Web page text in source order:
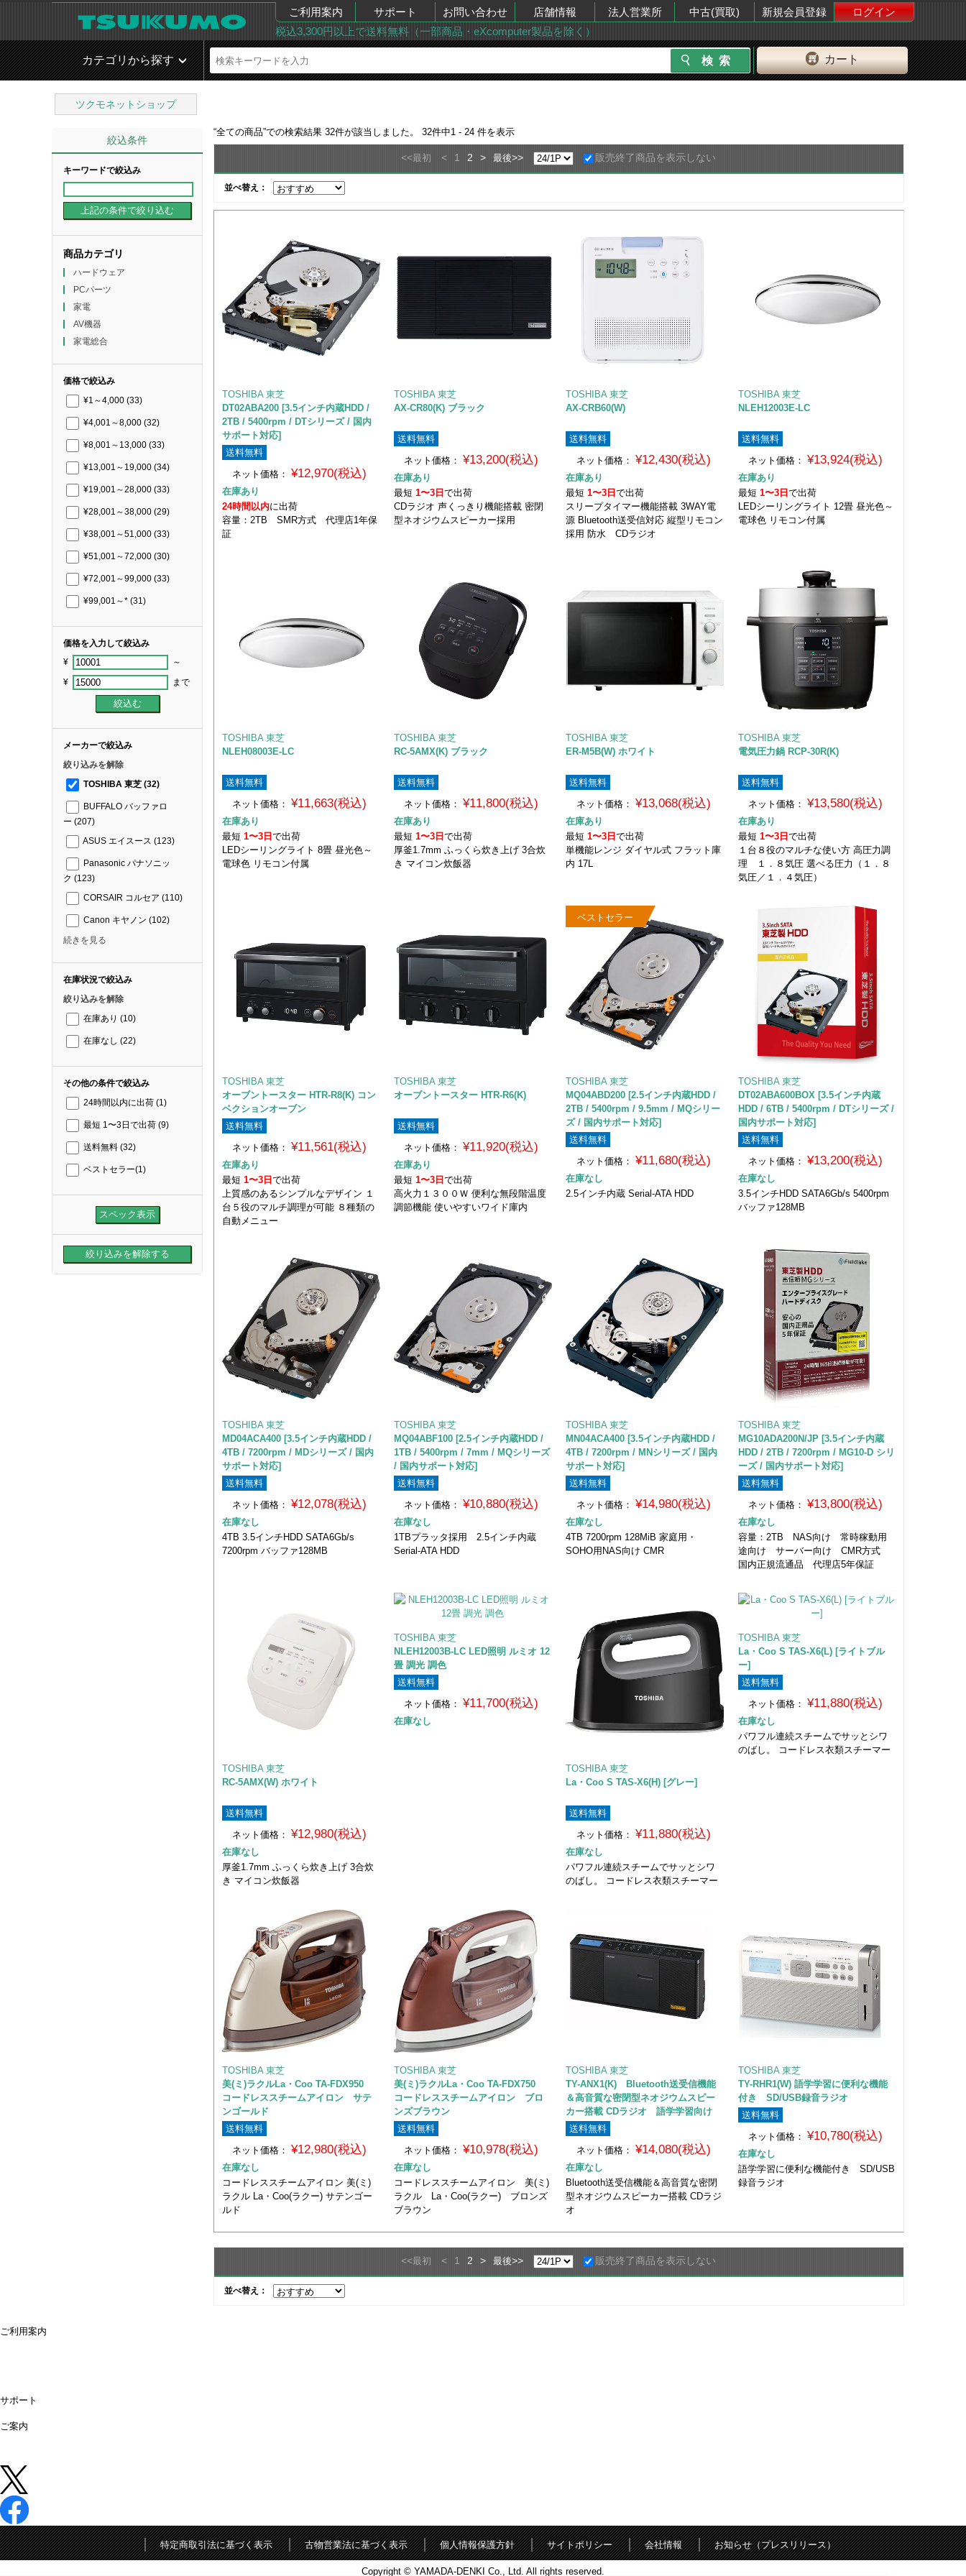
ご利用案内 サポート お問い合わせ 店舗情報 法人営業所 中古(買取) 新規会員登録
ログイン
税込3,300円以上で送料無料（一部商品・eXcomputer製品を除く）
カート
カテゴリから探す
ツクモネットショップ
絞込条件
キーワードで絞込み
商品カテゴリ
ハードウェア
PCパーツ
家電
AV機器
家電総合
価格で絞込み
¥1～4,000 (33)
¥4,001～8,000 (32)
¥8,001～13,000 (33)
¥13,001～19,000 (34)
¥19,001～28,000 (33)
¥28,001～38,000 (29)
¥38,001～51,000 (33)
¥51,001～72,000 (30)
¥72,001～99,000 (33)
¥99,001～* (31)
価格を入力して絞込み
¥ ～
¥ まで
メーカーで絞込み
絞り込みを解除
TOSHIBA 東芝 (32)
BUFFALO バッファロ
ー (207)
ASUS エイスース (123)
Panasonic パナソニッ
ク (123)
CORSAIR コルセア (110)
Canon キヤノン (102)
続きを見る
在庫状況で絞込み
絞り込みを解除
在庫あり (10)
在庫なし (22)
その他の条件で絞込み
24時間以内に出荷 (1)
最短 1〜3日で出荷 (9)
送料無料 (32)
ベストセラー(1)
“全ての商品”での検索結果 32件が該当しました。 32件中1 - 24 件を表示
<<最初 < 1 2 > 最後>> 販売終了商品を表示しない
並べ替え：
TOSHIBA 東芝
DT02ABA200 [3.5インチ内蔵HDD /
2TB / 5400rpm / DTシリーズ / 国内
サポート対応]
送料無料
ネット価格：
¥12,970(税込)
在庫あり
24時間以内に出荷
容量：2TB SMR方式 代理店1年保
証
TOSHIBA 東芝
AX-CR80(K) ブラック
送料無料
ネット価格：
¥13,200(税込)
在庫あり
最短1〜3日で出荷
CDラジオ 声くっきり機能搭載 密閉
型ネオジウムスピーカー採用
TOSHIBA 東芝
AX-CRB60(W)
送料無料
ネット価格： ¥12,430(税込)
在庫あり
最短1〜3日で出荷
スリープタイマー機能搭載 3WAY電
源 Bluetooth送受信対応 縦型リモコン
採用 防水 CDラジオ
TOSHIBA 東芝
NLEH12003E-LC
送料無料
ネット価格： ¥13,924(税込)
在庫あり
最短 1〜3日 で出荷
LEDシーリングライト 12畳 昼光色～
電球色 リモコン付属
TOSHIBA 東芝
NLEH08003E-LC
送料無料
ネット価格：
¥11,663(税込)
在庫あり
最短 1〜3日 で出荷
LEDシーリングライト 8畳 昼光色～
電球色 リモコン付属
TOSHIBA 東芝
RC-5AMX(K) ブラック
送料無料
ネット価格：
¥11,800(税込)
在庫あり
最短1〜3日で出荷
厚釜1.7mm ふっくら炊き上げ 3合炊
き マイコン炊飯器
TOSHIBA 東芝
ER-M5B(W) ホワイト
送料無料
ネット価格： ¥13,068(税込)
在庫あり
最短1〜3日で出荷
単機能レンジ ダイヤル式 フラット庫
内 17L
TOSHIBA 東芝
電気圧力鍋 RCP-30R(K)
送料無料
ネット価格： ¥13,580(税込)
在庫あり
最短 1〜3日 で出荷
１台８役のマルチな使い方 高圧力調
理 １．８気圧 選べる圧力（１．８
気圧／１．４気圧）
TOSHIBA 東芝
オーブントースター HTR-R8(K) コン
ベクションオーブン
送料無料
ネット価格：
¥11,561(税込)
在庫あり
最短 1〜3日 で出荷
上質感のあるシンプルなデザイン １
台５役のマルチ調理が可能 ８種類の
自動メニュー
TOSHIBA 東芝
オーブントースター HTR-R6(K)
送料無料
ネット価格：
¥11,920(税込)
在庫あり
最短1〜3日で出荷
高火力１３００Ｗ 便利な無段階温度
調節機能 使いやすいワイド庫内
ベストセラー
TOSHIBA 東芝
MQ04ABD200 [2.5インチ内蔵HDD /
2TB / 5400rpm / 9.5mm / MQシリー
ズ / 国内サポート対応]
送料無料
ネット価格： ¥11,680(税込)
在庫なし
2.5インチ内蔵 Serial-ATA HDD
TOSHIBA 東芝
DT02ABA600BOX [3.5インチ内蔵
HDD / 6TB / 5400rpm / DTシリーズ /
国内サポート対応]
送料無料
ネット価格： ¥13,200(税込)
在庫なし
3.5インチHDD SATA6Gb/s 5400rpm
バッファ128MB
TOSHIBA 東芝
MD04ACA400 [3.5インチ内蔵HDD /
4TB / 7200rpm / MDシリーズ / 国内
サポート対応]
送料無料
ネット価格：
¥12,078(税込)
在庫なし
4TB 3.5インチHDD SATA6Gb/s
7200rpm バッファ128MB
TOSHIBA 東芝
MQ04ABF100 [2.5インチ内蔵HDD /
1TB / 5400rpm / 7mm / MQシリーズ
/ 国内サポート対応]
送料無料
ネット価格：
¥10,880(税込)
在庫なし
1TBプラッタ採用 2.5インチ内蔵
Serial-ATA HDD
TOSHIBA 東芝
MN04ACA400 [3.5インチ内蔵HDD /
4TB / 7200rpm / MNシリーズ / 国内
サポート対応]
送料無料
ネット価格： ¥14,980(税込)
在庫なし
4TB 7200rpm 128MiB 家庭用・
SOHO用NAS向け CMR
TOSHIBA 東芝
MG10ADA200N/JP [3.5インチ内蔵
HDD / 2TB / 7200rpm / MG10-D シリ
ーズ / 国内サポート対応]
送料無料
ネット価格： ¥13,800(税込)
在庫なし
容量：2TB NAS向け 常時稼動用
途向け サーバー向け CMR方式
国内正規流通品 代理店5年保証
TOSHIBA 東芝
RC-5AMX(W) ホワイト
送料無料
ネット価格：
¥12,980(税込)
在庫なし
厚釜1.7mm ふっくら炊き上げ 3合炊
き マイコン炊飯器
TOSHIBA 東芝
NLEH12003B-LC LED照明 ルミオ 12
畳 調光 調色
送料無料
ネット価格：
¥11,700(税込)
在庫なし
TOSHIBA 東芝
La・Coo S TAS-X6(H) [グレー]
送料無料
ネット価格： ¥11,880(税込)
在庫なし
パワフル連続スチームでサッとシワ
のばし。 コードレス衣類スチーマー
TOSHIBA 東芝
La・Coo S TAS-X6(L) [ライトブル
ー]
送料無料
ネット価格： ¥11,880(税込)
在庫なし
パワフル連続スチームでサッとシワ
のばし。 コードレス衣類スチーマー
TOSHIBA 東芝
美(ミ)ラクルLa・Coo TA-FDX950
コードレススチームアイロン サテ
ンゴールド
送料無料
ネット価格：
¥12,980(税込)
在庫なし
コードレススチームアイロン 美(ミ)
ラクル La・Coo(ラクー) サテンゴー
ルド
TOSHIBA 東芝
美(ミ)ラクルLa・Coo TA-FDX750
コードレススチームアイロン ブロ
ンズブラウン
送料無料
ネット価格：
¥10,978(税込)
在庫なし
コードレススチームアイロン 美(ミ)
ラクル La・Coo(ラクー) ブロンズ
ブラウン
TOSHIBA 東芝
TY-ANX1(K) Bluetooth送受信機能
＆高音質な密閉型ネオジウムスピー
カー搭載 CDラジオ 語学学習向け
送料無料
ネット価格： ¥14,080(税込)
在庫なし
Bluetooth送受信機能＆高音質な密閉
型ネオジウムスピーカー搭載 CDラジ
オ
TOSHIBA 東芝
TY-RHR1(W) 語学学習に便利な機能
付き SD/USB録音ラジオ
送料無料
ネット価格： ¥10,780(税込)
在庫なし
語学学習に便利な機能付き SD/USB
録音ラジオ
<<最初 < 1 2 > 最後>> 販売終了商品を表示しない
並べ替え：
ご利用案内
サポート
ご案内
特定商取引法に基づく表示 古物営業法に基づく表示 個人情報保護方針 サイトポリシー 会社情報 お知らせ（プレスリリース）
Copyright © YAMADA-DENKI Co., Ltd. All rights reserved.